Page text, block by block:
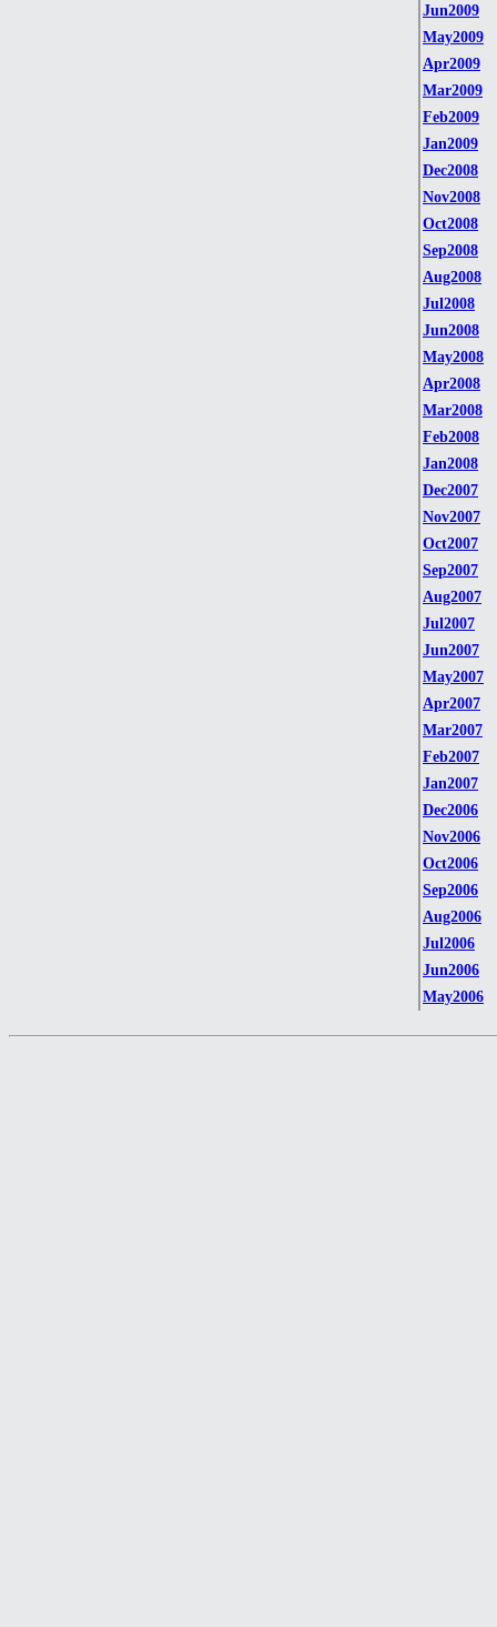
Jun2009
May2009
Apr2009
Mar2009
Feb2009
Jan2009
Dec2008
Nov2008
Oct2008
Sep2008
Aug2008
Jul2008
Jun2008
May2008
Apr2008
Mar2008
Feb2008
Jan2008
Dec2007
Nov2007
Oct2007
Sep2007
Aug2007
Jul2007
Jun2007
May2007
Apr2007
Mar2007
Feb2007
Jan2007
Dec2006
Nov2006
Oct2006
Sep2006
Aug2006
Jul2006
Jun2006
May2006